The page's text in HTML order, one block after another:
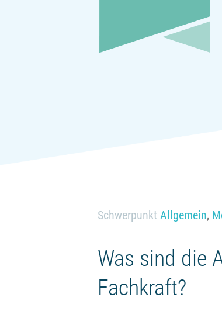
Schwerpunkt Allgemein,
Was sind die
Fachkraft?